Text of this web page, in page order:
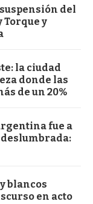
del
Torque y
la ciudad
donde las
de un 20%
fue a
deslumbrada:
blancos
en acto